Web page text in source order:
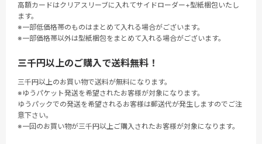
高額カードはクリアスリーブに入れてサイドローダー+型紙梱包いたし
ます。
※一部低価格帯のものはまとめて入れる場合がございます。
※一部価格帯以外は型紙梱包をまとめて入れる場合がございます。
三千円以上のご購入で送料無料！
三千円以上のお買い物で送料が無料になります。
※ゆうパケット発送を希望されたお客様が対象になります。
ゆうパックでの発送を希望されるお客様は郵送代が発生しますのでご注
意下さい。
※一回のお買い物が三千円以上ご購入されたお客様が対象になります。